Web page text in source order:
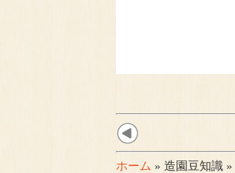
ホーム » 造園豆知識 »